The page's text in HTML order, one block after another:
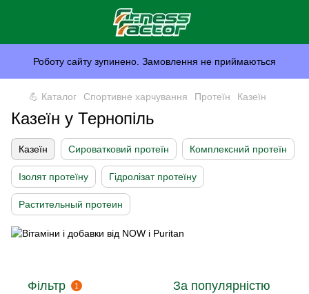
Роботу сайту зупинено. Замовлення не приймаються
💪 Каталог Спортивне харчування Протеїн Казеїн
Казеїн у Тернопіль
Казеїн Сироватковий протеїн Комплексний протеїн
Ізолят протеїну Гідролізат протеїну
Растительный протеин
Фільтр 1 За популярністю